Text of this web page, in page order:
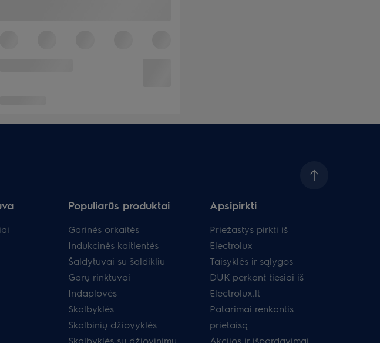
Populiarūs produktai
Garinės orkaitės
Indukcinės kaitlentės
Šaldytuvai su šaldikliu
Garų rinktuvai
Indaplovės
Skalbyklės
Skalbinių džiovyklės
Skalbyklės su džiovinimu
Apsipirkti
Priežastys pirkti iš
Electrolux
Taisyklės ir sąlygos
DUK perkant tiesiai iš
Electrolux.lt
Patarimai renkantis
prietaisą
Akcijos ir išpardavimai